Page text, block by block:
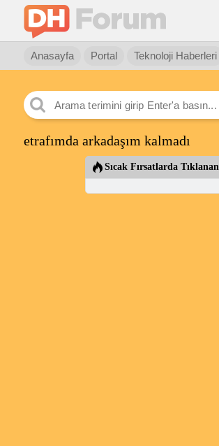
Anasayfa Portal Teknoloji Haberleri
etrafımda arkadaşım kalmadı
Sıcak Fırsatlarda